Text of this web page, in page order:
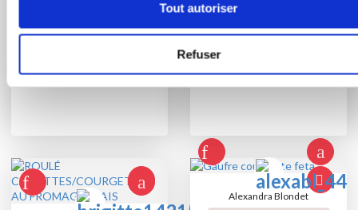
Tout autoriser
Refuser
Alexandra Blondet